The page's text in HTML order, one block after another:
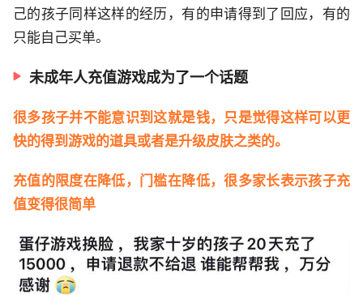
己的孩子同样这样的经历，有的申请得到了回应，有的
只能自己买单。
未成年人充值游戏成为了一个话题
很多孩子并不能意识到这就是钱，只是觉得这样可以更
快的得到游戏的道具或者是升级皮肤之类的。
充值的限度在降低，门槛在降低，很多家长表示孩子充
值变得很简单